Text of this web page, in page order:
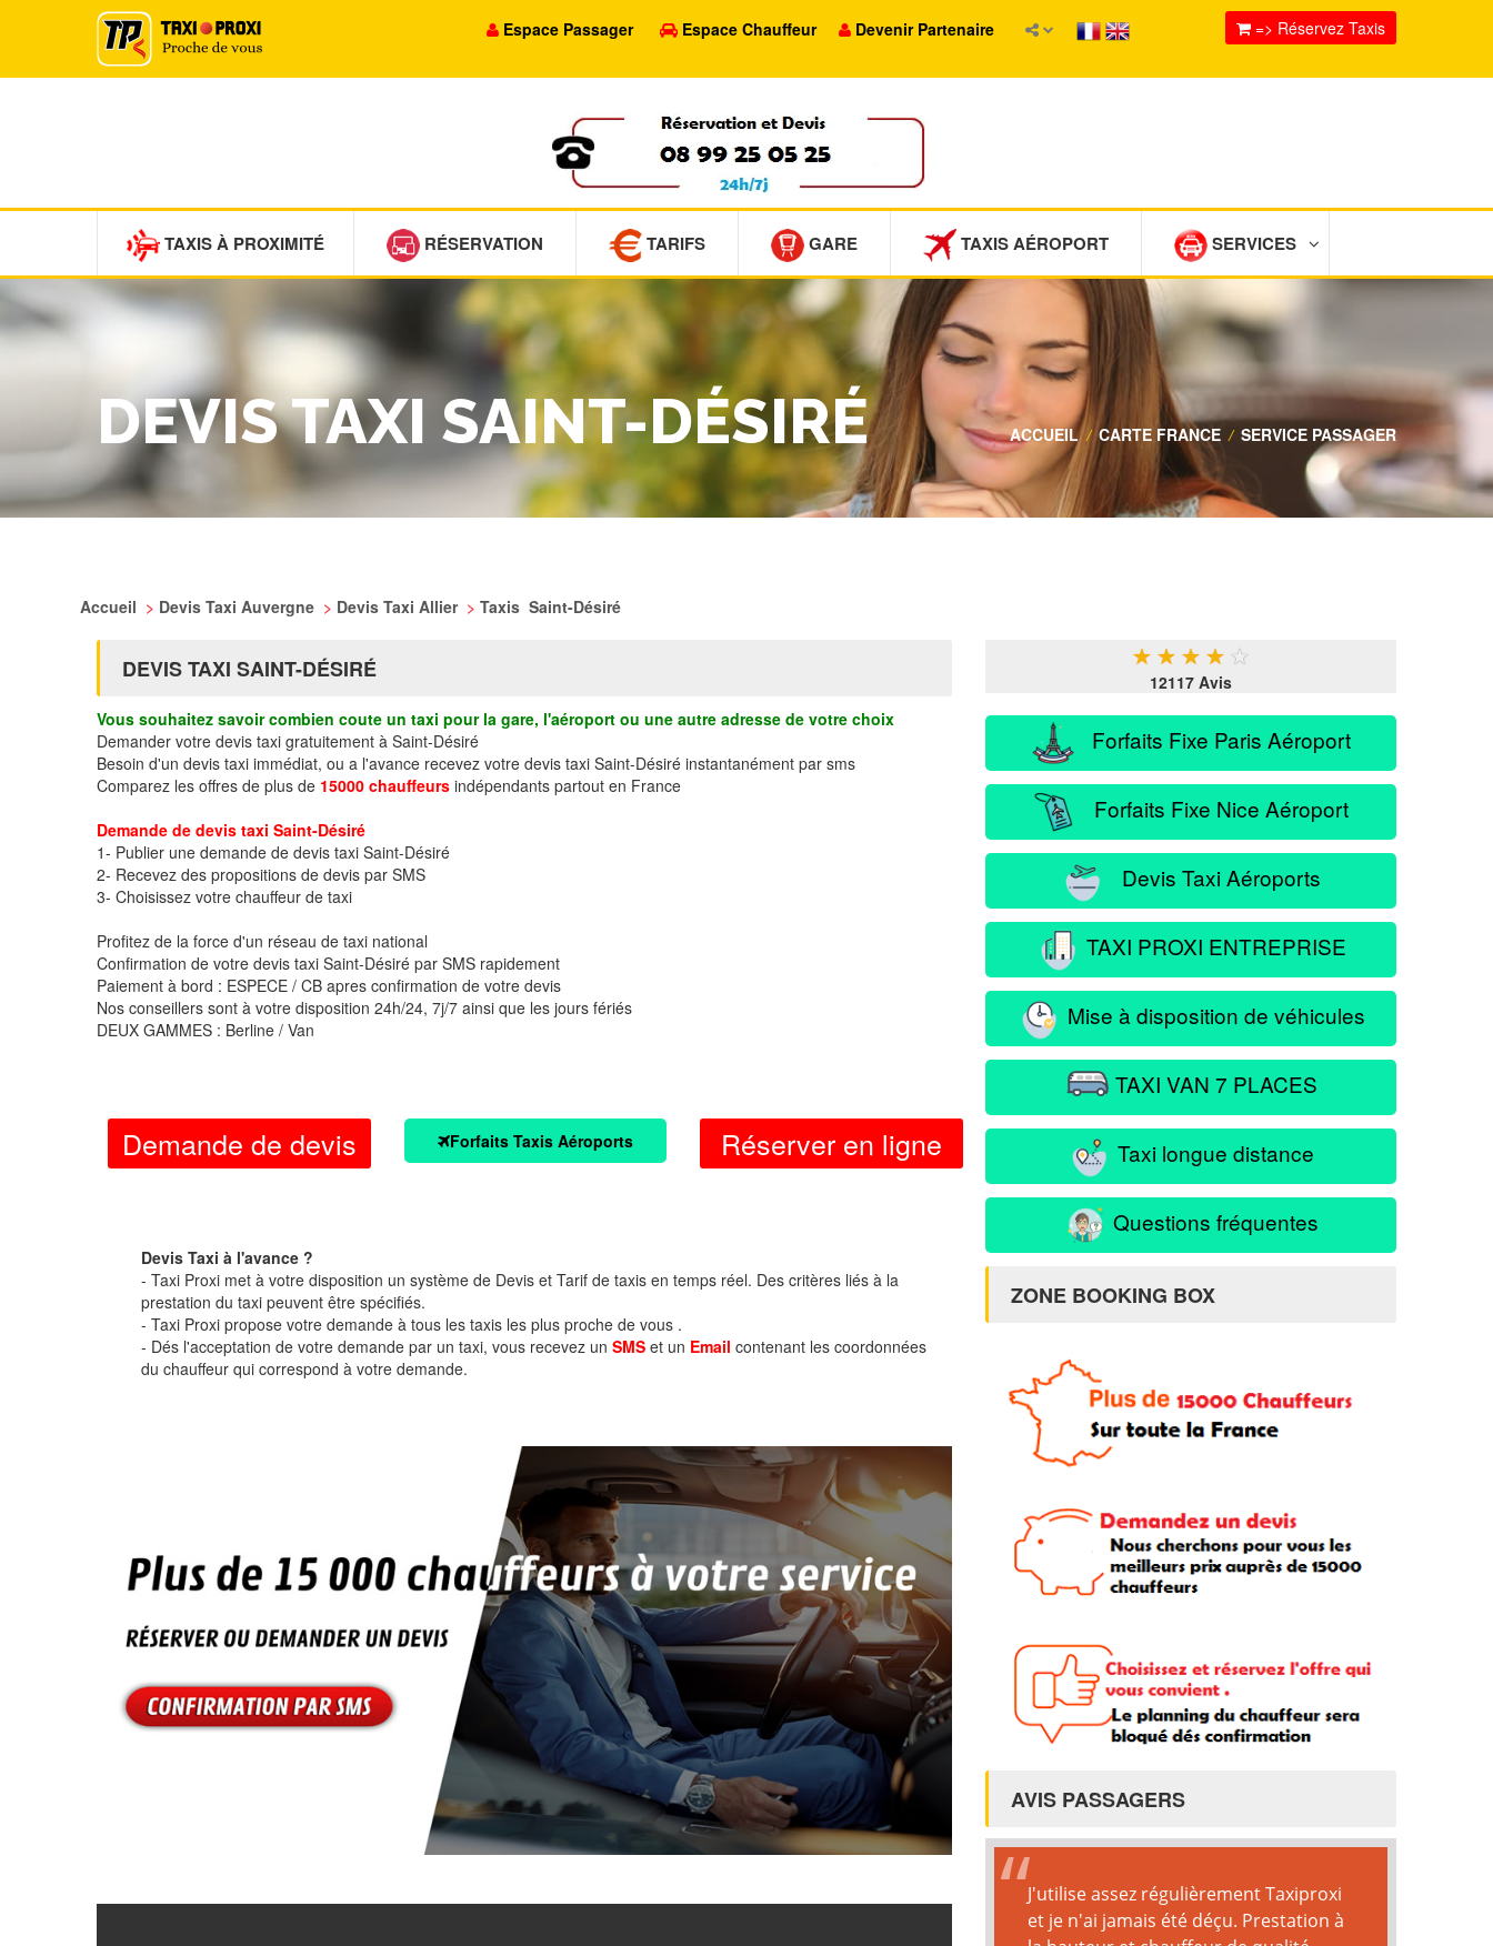
Espace Passager Espace Chauffeur Devenir Partenaire => Réservez Taxis
TAXIS À PROXIMITÉ RÉSERVATION TARIFS GARE TAXIS AÉROPORT SERVICES
DEVIS TAXI SAINT-DÉSIRÉ ACCUEIL / CARTE FRANCE / SERVICE PASSAGER
Accueil > Devis Taxi Auvergne > Devis Taxi Allier > Taxis Saint-Désiré
DEVIS TAXI SAINT-DÉSIRÉ
Vous souhaitez savoir combien coute un taxi pour la gare, l'aéroport ou une autre adresse de votre choix
Demander votre devis taxi gratuitement à Saint-Désiré
Besoin d'un devis taxi immédiat, ou a l'avance recevez votre devis taxi Saint-Désiré instantanément par sms
Comparez les offres de plus de 15000 chauffeurs indépendants partout en France
Demande de devis taxi Saint-Désiré
1- Publier une demande de devis taxi Saint-Désiré
2- Recevez des propositions de devis par SMS
3- Choisissez votre chauffeur de taxi
Profitez de la force d'un réseau de taxi national
Confirmation de votre devis taxi Saint-Désiré par SMS rapidement
Paiement à bord : ESPECE / CB apres confirmation de votre devis
Nos conseillers sont à votre disposition 24h/24, 7j/7 ainsi que les jours fériés
DEUX GAMMES : Berline / Van
Demande de devis Forfaits Taxis Aéroports Réserver en ligne
Devis Taxi à l'avance ?
- Taxi Proxi met à votre disposition un système de Devis et Tarif de taxis en temps réel. Des critères liés à la
prestation du taxi peuvent être spécifiés.
- Taxi Proxi propose votre demande à tous les taxis les plus proche de vous .
- Dés l'acceptation de votre demande par un taxi, vous recevez un SMS et un Email contenant les coordonnées
du chauffeur qui correspond à votre demande.
★ ★ ★ ★ ★
12117 Avis
Forfaits Fixe Paris Aéroport
Forfaits Fixe Nice Aéroport
Devis Taxi Aéroports
TAXI PROXI ENTREPRISE
Mise à disposition de véhicules
TAXI VAN 7 PLACES
Taxi longue distance
Questions fréquentes
ZONE BOOKING BOX
AVIS PASSAGERS